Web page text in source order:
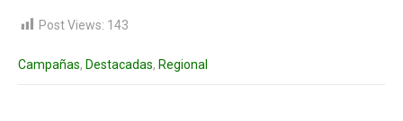
Post Views: 143
Campañas, Destacadas, Regional